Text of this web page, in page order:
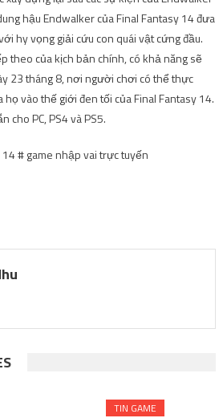
hậu Endwalker của Final Fantasy 14 đưa
hy vọng giải cứu con quái vật cứng đầu.
theo của kịch bản chính, có khả năng sẽ
23 tháng 8, nơi người chơi có thể thực
vào thế giới đen tối của Final Fantasy 14.
cho PC, PS4 và PS5.
# game nhập vai trực tuyến
TIN GAME